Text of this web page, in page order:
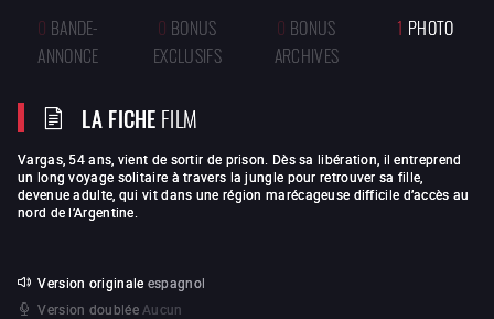
0 BANDE-
ANNONCE
0 BONUS
EXCLUSIFS
0 BONUS
ARCHIVES
1 PHOTO
LA FICHEFILM
Vargas, 54 ans, vient de sortir de prison. Dès sa libération, il entreprend
un long voyage solitaire à travers la jungle pour retrouver sa fille,
devenue adulte, qui vit dans une région marécageuse difficile d’accès au
nord de l’Argentine.
Version originale espagnol
Version doublée Aucun